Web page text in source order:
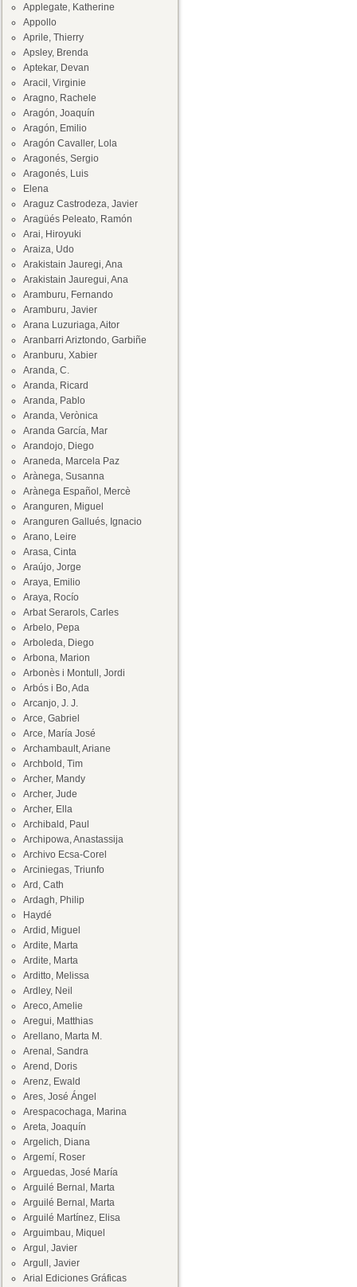
Applegate, Katherine
Appollo
Aprile, Thierry
Apsley, Brenda
Aptekar, Devan
Aracil, Virginie
Aragno, Rachele
Aragón, Joaquín
Aragón, Emilio
Aragón Cavaller, Lola
Aragonés, Sergio
Aragonés, Luis
Elena
Araguz Castrodeza, Javier
Aragüés Peleato, Ramón
Arai, Hiroyuki
Araiza, Udo
Arakistain Jauregi, Ana
Arakistain Jauregui, Ana
Aramburu, Fernando
Aramburu, Javier
Arana Luzuriaga, Aitor
Aranbarri Ariztondo, Garbiñe
Aranburu, Xabier
Aranda, C.
Aranda, Ricard
Aranda, Pablo
Aranda, Verònica
Aranda García, Mar
Arandojo, Diego
Araneda, Marcela Paz
Arànega, Susanna
Arànega Español, Mercè
Aranguren, Miguel
Aranguren Gallués, Ignacio
Arano, Leire
Arasa, Cinta
Araújo, Jorge
Araya, Emilio
Araya, Rocío
Arbat Serarols, Carles
Arbelo, Pepa
Arboleda, Diego
Arbona, Marion
Arbonès i Montull, Jordi
Arbós i Bo, Ada
Arcanjo, J. J.
Arce, Gabriel
Arce, María José
Archambault, Ariane
Archbold, Tim
Archer, Mandy
Archer, Jude
Archer, Ella
Archibald, Paul
Archipowa, Anastassija
Archivo Ecsa-Corel
Arciniegas, Triunfo
Ard, Cath
Ardagh, Philip
Haydé
Ardid, Miguel
Ardite, Marta
Ardite, Marta
Arditto, Melissa
Ardley, Neil
Areco, Amelie
Aregui, Matthias
Arellano, Marta M.
Arenal, Sandra
Arend, Doris
Arenz, Ewald
Ares, José Ángel
Arespacochaga, Marina
Areta, Joaquín
Argelich, Diana
Argemí, Roser
Arguedas, José María
Arguilé Bernal, Marta
Arguilé Bernal, Marta
Arguilé Martínez, Elisa
Arguimbau, Miquel
Argul, Javier
Argull, Javier
Arial Ediciones Gráficas